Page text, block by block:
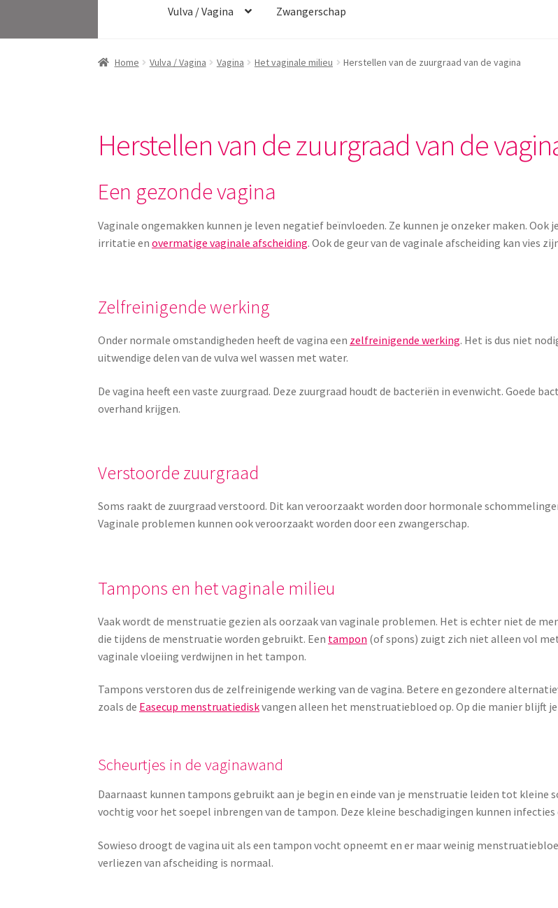
Vulva / Vagina Zwangerschap
Home Vulva / Vagina Vagina Het vaginale milieu Herstellen van de zuurgraad van de vagina
Herstellen van de zuurgraad van de
Een gezonde vagina
Vaginale ongemakken kunnen je leven negatief beïnvloeden. Ze kunnen je onzeker maken.
irritatie enovermatige vaginale afscheiding. Ook de geur van de vaginale afscheiding kan vies
Zelfreinigende werking
Onder normale omstandigheden heeft de vagina een zelfreinigende werking. Het is dus niet
uitwendige delen van de vulva wel wassen met water.
De vagina heeft een vaste zuurgraad. Deze zuurgraad houdt de bacteriën in evenwicht. Goede
overhand krijgen.
Verstoorde zuurgraad
Soms raakt de zuurgraad verstoord. Dit kan veroorzaakt worden door hormonale
Vaginale problemen kunnen ook veroorzaakt worden door een zwangerschap.
Tampons en het vaginale milieu
Vaak wordt de menstruatie gezien als oorzaak van vaginale problemen. Het is echter niet de
die tijdens de menstruatie worden gebruikt. Een tampon (of spons) zuigt zich niet alleen vol
vaginale vloeiing verdwijnen in het tampon.
Tampons verstoren dus de zelfreinigende werking van de vagina. Betere en gezondere
zoals de Easecup menstruatiediskvangen alleen het menstruatiebloed op. Op die manier blijft
Scheurtjes in de vaginawand
Daarnaast kunnen tampons gebruikt aan je begin en einde van je menstruatie leiden tot kleine
vochtig voor het soepel inbrengen van de tampon. Deze kleine beschadigingen kunnen
Sowieso droogt de vagina uit als een tampon vocht opneemt en er maar weinig
verliezen van afscheiding is normaal.